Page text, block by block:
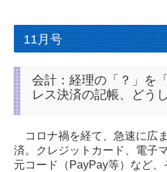
11月号
会計：経理の「？」を
レス決済の記帳、どう
コロナ禍を経て、急速に広
済。クレジットカード、電子
元コード（PayPay等）など